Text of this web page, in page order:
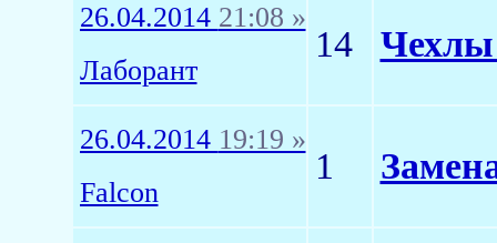
26.04.2014 21:08 »
Лаборант
14 Чехлы
26.04.2014 19:19 »
Falcon
1